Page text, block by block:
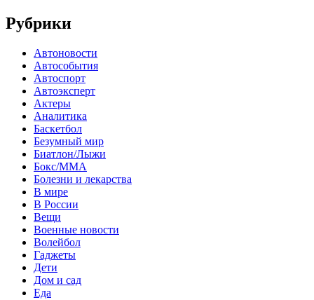
Рубрики
Автоновости
Автособытия
Автоспорт
Автоэксперт
Актеры
Аналитика
Баскетбол
Безумный мир
Биатлон/Лыжи
Бокс/MMA
Болезни и лекарства
В мире
В России
Вещи
Военные новости
Волейбол
Гаджеты
Дети
Дом и сад
Еда